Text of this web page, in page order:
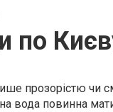
по
прозорістю
вода повинна